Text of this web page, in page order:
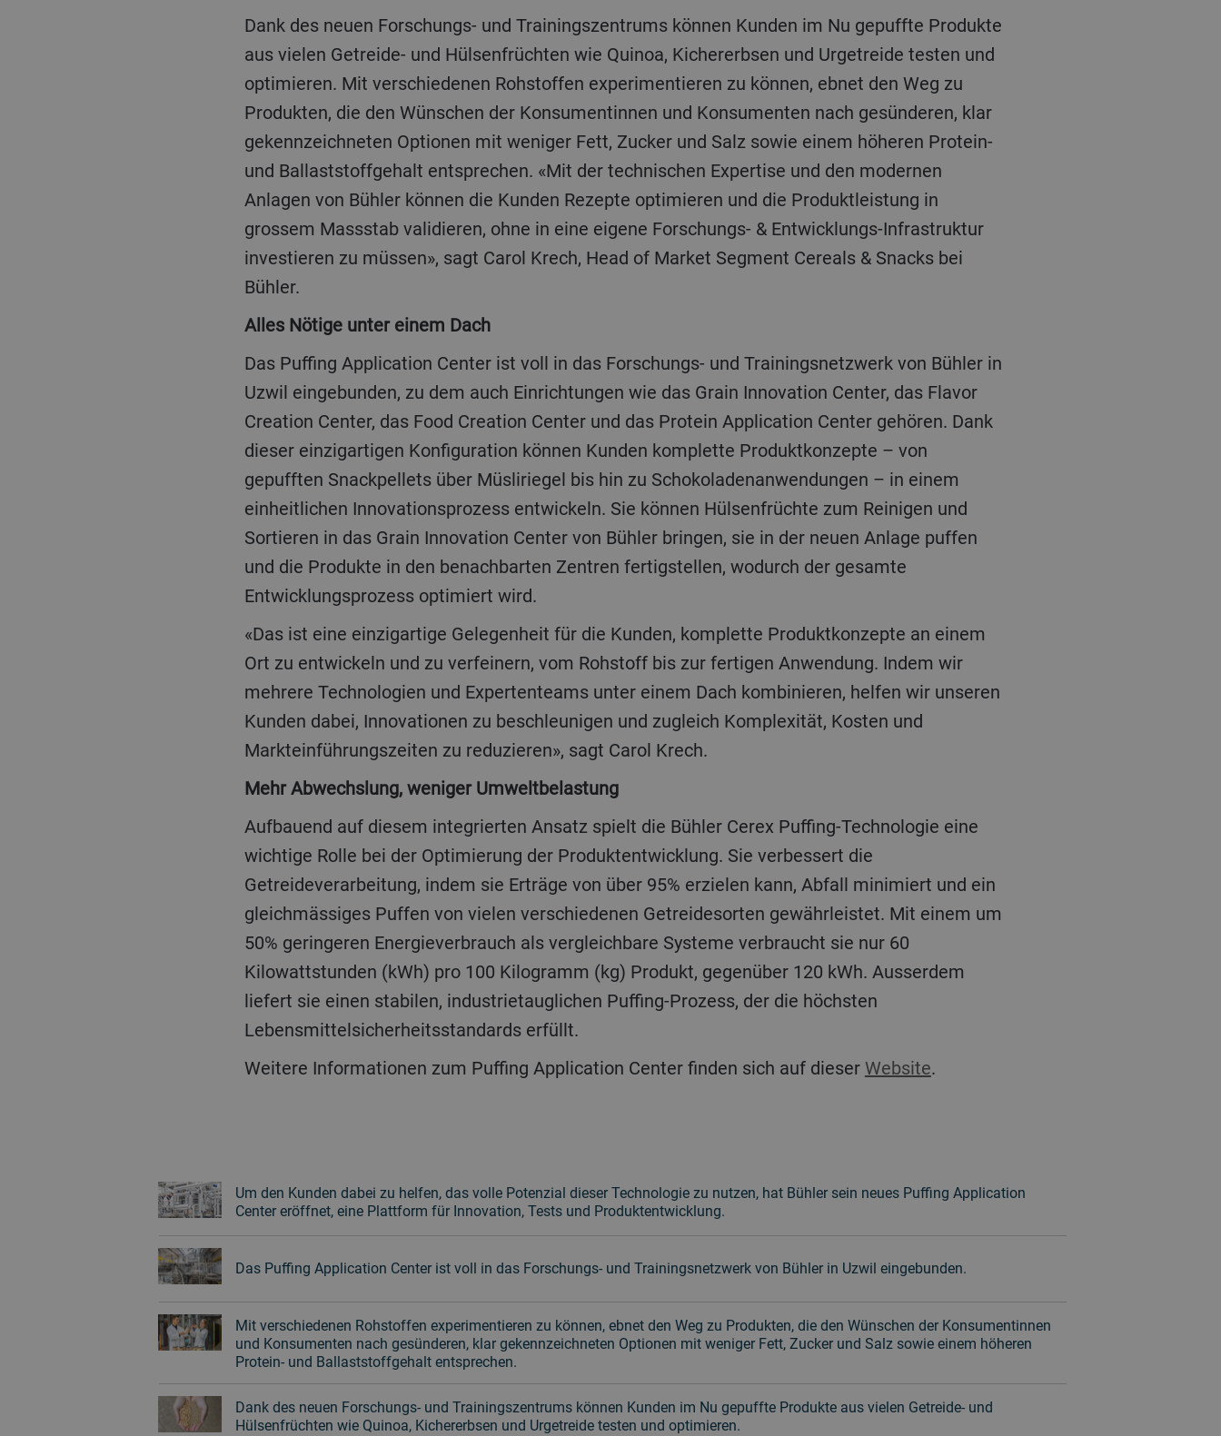
Dank des neuen Forschungs- und Trainingszentrums können Kunden im Nu gepuffte Produkte
aus vielen Getreide- und Hülsenfrüchten wie Quinoa, Kichererbsen und Urgetreide testen und
optimieren. Mit verschiedenen Rohstoffen experimentieren zu können, ebnet den Weg zu
Produkten, die den Wünschen der Konsumentinnen und Konsumenten nach gesünderen, klar
gekennzeichneten Optionen mit weniger Fett, Zucker und Salz sowie einem höheren Protein-
und Ballaststoffgehalt entsprechen. «Mit der technischen Expertise und den modernen
Anlagen von Bühler können die Kunden Rezepte optimieren und die Produktleistung in
grossem Massstab validieren, ohne in eine eigene Forschungs- & Entwicklungs-Infrastruktur
investieren zu müssen», sagt Carol Krech, Head of Market Segment Cereals & Snacks bei
Bühler.
Alles Nötige unter einem Dach
Das Puffing Application Center ist voll in das Forschungs- und Trainingsnetzwerk von Bühler in
Uzwil eingebunden, zu dem auch Einrichtungen wie das Grain Innovation Center, das Flavor
Creation Center, das Food Creation Center und das Protein Application Center gehören. Dank
dieser einzigartigen Konfiguration können Kunden komplette Produktkonzepte – von
gepufften Snackpellets über Müsliriegel bis hin zu Schokoladenanwendungen – in einem
einheitlichen Innovationsprozess entwickeln. Sie können Hülsenfrüchte zum Reinigen und
Sortieren in das Grain Innovation Center von Bühler bringen, sie in der neuen Anlage puffen
und die Produkte in den benachbarten Zentren fertigstellen, wodurch der gesamte
Entwicklungsprozess optimiert wird.
«Das ist eine einzigartige Gelegenheit für die Kunden, komplette Produktkonzepte an einem
Ort zu entwickeln und zu verfeinern, vom Rohstoff bis zur fertigen Anwendung. Indem wir
mehrere Technologien und Expertenteams unter einem Dach kombinieren, helfen wir unseren
Kunden dabei, Innovationen zu beschleunigen und zugleich Komplexität, Kosten und
Markteinführungszeiten zu reduzieren», sagt Carol Krech.
Mehr Abwechslung, weniger Umweltbelastung
Aufbauend auf diesem integrierten Ansatz spielt die Bühler Cerex Puffing-Technologie eine
wichtige Rolle bei der Optimierung der Produktentwicklung. Sie verbessert die
Getreideverarbeitung, indem sie Erträge von über 95% erzielen kann, Abfall minimiert und ein
gleichmässiges Puffen von vielen verschiedenen Getreidesorten gewährleistet. Mit einem um
50% geringeren Energieverbrauch als vergleichbare Systeme verbraucht sie nur 60
Kilowattstunden (kWh) pro 100 Kilogramm (kg) Produkt, gegenüber 120 kWh. Ausserdem
liefert sie einen stabilen, industrietauglichen Puffing-Prozess, der die höchsten
Lebensmittelsicherheitsstandards erfüllt.
Weitere Informationen zum Puffing Application Center finden sich auf dieserWebsite.
Um den Kunden dabei zu helfen, das volle Potenzial dieser Technologie zu nutzen, hat Bühler sein neues Puffing Application
Center eröffnet, eine Plattform für Innovation, Tests und Produktentwicklung.
Das Puffing Application Center ist voll in das Forschungs- und Trainingsnetzwerk von Bühler in Uzwil eingebunden.
Mit verschiedenen Rohstoffen experimentieren zu können, ebnet den Weg zu Produkten, die den Wünschen der Konsumentinnen
und Konsumenten nach gesünderen, klar gekennzeichneten Optionen mit weniger Fett, Zucker und Salz sowie einem höheren
Protein- und Ballaststoffgehalt entsprechen.
Dank des neuen Forschungs- und Trainingszentrums können Kunden im Nu gepuffte Produkte aus vielen Getreide- und
Hülsenfrüchten wie Quinoa, Kichererbsen und Urgetreide testen und optimieren.